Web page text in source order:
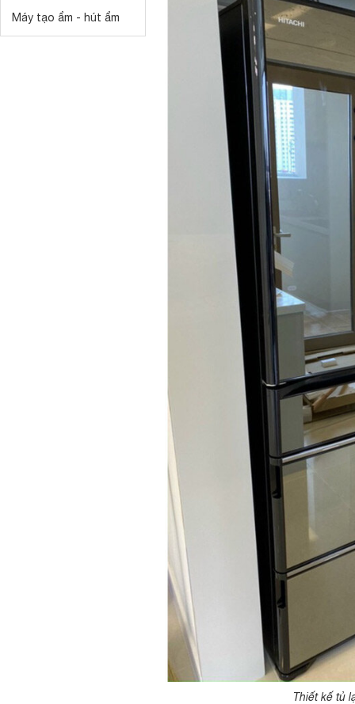
Máy tạo ẩm - hút ẩm
Thiết kế tủ